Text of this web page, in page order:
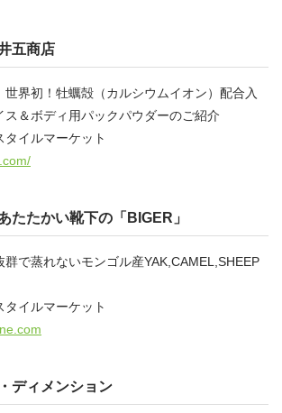
五商店
世界初！牡蠣殻（カルシウムイオン）配合入
ス＆ボディ用パックパウダーのご紹介
イルマーケット
たたかい靴下の「BIGER」
群で蒸れないモンゴル産YAK,CAMEL,SHEEP
イルマーケット
ディメンション